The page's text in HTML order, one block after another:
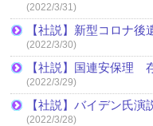
(2022/3/31)
【社説】新型コロナ
(2022/3/30)
【社説】国連安保理
(2022/3/29)
【社説】バイデン氏
(2022/3/28)